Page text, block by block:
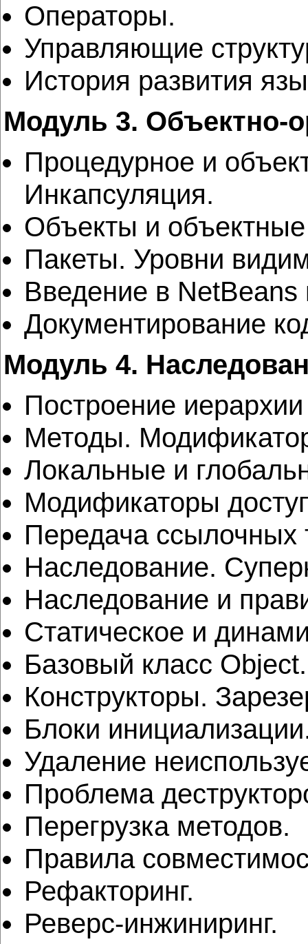
Операторы.
Управляющие
История развития
Модуль 3. Объектно-
Процедурное и
Инкапсуляция.
Объекты и
Пакеты. Уровни
Введение в
Документирование
Модуль 4.
Построение
Методы.
Локальные и
Модификаторы
Передача ссылочных
Наследование.
Наследование и
Статическое и
Базовый класс Object.
Конструкторы.
Блоки
Удаление
Проблема
Перегрузка методов.
Правила
Рефакторинг.
Реверс-инжиниринг.